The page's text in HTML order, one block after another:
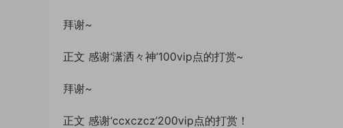
拜谢~
正文 感谢‘潇洒々神’100vip点的打赏~
拜谢~
正文 感谢‘ccxczcz’200vip点的打赏！